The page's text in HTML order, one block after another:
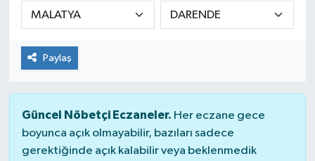
Paylaş
Güncel Nöbetçi Eczaneler. Her eczane gece
boyunca açık olmayabilir, bazıları sadece
gerektiğinde açık kalabilir veya beklenmedik
Dursunbey
Edremit
EĞİTİM